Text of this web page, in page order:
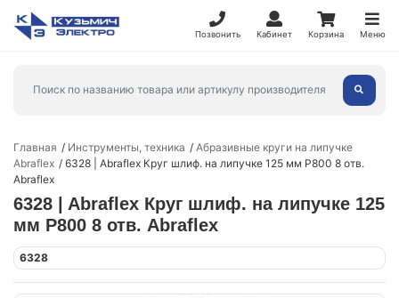
Позвонить Кабинет Корзина Меню
Главная Инструменты, техника
Абразивные круги на липучке
Abraflex
6328 | Abraflex Круг шлиф. на липучке 125 мм P800 8 отв.
Abraflex
6328 | Abraflex Круг шлиф. на липучке 125
мм P800 8 отв. Abraflex
6328